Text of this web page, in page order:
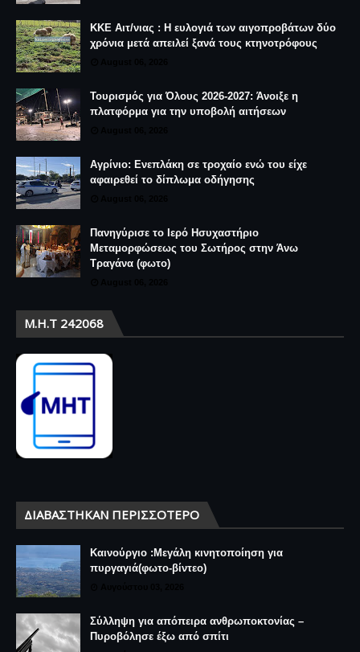
ΚΚΕ Αιτ/νιας : Η ευλογιά των αιγοπροβάτων δύο
χρόνια μετά απειλεί ξανά τους κτηνοτρόφους
Τουρισμός για Όλους 2026-2027: Άνοιξε η
πλατφόρμα για την υποβολή αιτήσεων
Αγρίνιο: Ενεπλάκη σε τροχαίο ενώ του είχε
αφαιρεθεί το δίπλωμα οδήγησης
Πανηγύρισε το Ιερό Ησυχαστήριο
Μεταμορφώσεως του Σωτήρος στην Άνω
Τραγάνα (φωτο)
Μ.Η.Τ 242068
ΔΙΑΒΆΣΤΗΚΑΝ ΠΕΡΙΣΣΌΤΕΡΟ
Καινούργιο :Μεγάλη κινητοποίηση για
πυργαγιά(φωτο-βίντεο)
Σύλληψη για απόπειρα ανθρωποκτονίας –
Πυροβόλησε έξω από σπίτι